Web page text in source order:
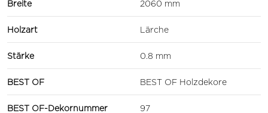
Breite 2060 mm
Holzart Lärche
Stärke 0.8 mm
BEST OF BEST OF Holzdekore
BEST OF-Dekornummer 97